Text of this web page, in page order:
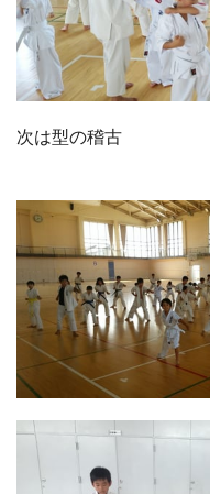
次は型の稽古